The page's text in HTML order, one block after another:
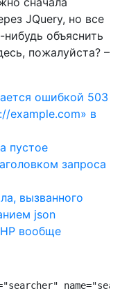
JQuery, но все
объяснить
пожалуйста? –
ошибкой 503
example.com» в
пустое
запроса
вызванного
json
вообще